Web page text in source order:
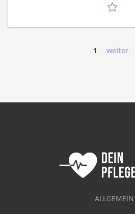
1 weiter
ALLGEMEIN